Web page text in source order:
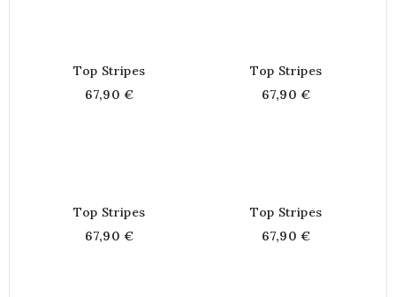
Top Stripes
67,90 €
Top Stripes
67,90 €
Top Stripes
67,90 €
Top Stripes
67,90 €